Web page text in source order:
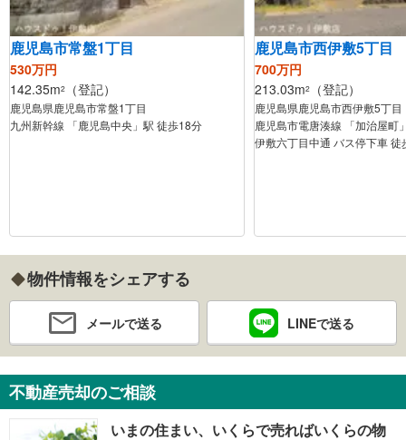
鹿児島市常盤1丁目
530万円
142.35m2 （登記）
鹿児島県鹿児島市常盤1丁目
九州新幹線 「鹿児島中央」駅 徒歩18分
鹿児島市西伊敷5丁目
700万円
213.03m2 （登記）
鹿児島県鹿児島市西伊敷5丁目
鹿児島市電唐湊線 「加治屋町
伊敷六丁目中通 バス停下車 徒
物件情報をシェアする
メールで送る LINEで送る
不動産売却のご相談
いまの住まい、いくらで売ればいくらの物